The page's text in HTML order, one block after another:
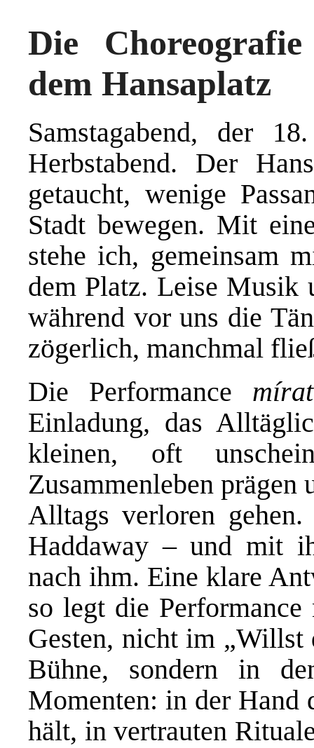
Die
dem Hansaplatz
Samstagabend, der
Herbstabend. Der
getaucht, wenige
Stadt bewegen. Mit
stehe ich, gemeinsam
dem Platz. Leise Musik
während vor uns die
zögerlich, manchmal
Die Performance
Einladung, das
kleinen, oft
Zusammenleben
Alltags verloren
Haddaway – und mit
nach ihm. Eine klare
so legt die
Gesten, nicht im „Willst
Bühne, sondern in
Momenten: in der Hand
hält, in vertrauten